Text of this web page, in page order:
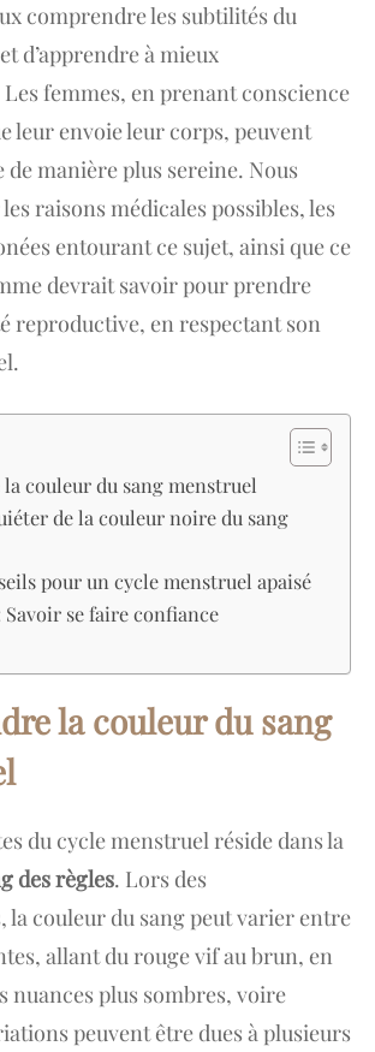
comprendre les subtilités du
d’apprendre à mieux
Les femmes, en prenant conscience
leur envoie leur corps, peuvent
manière plus sereine. Nous
raisons médicales possibles, les
entourant ce sujet, ainsi que ce
devrait savoir pour prendre
reproductive, en respectant son
couleur du sang menstruel
de la couleur noire du sang
pour un cycle menstruel apaisé
se faire confiance
la couleur du sang
du cycle menstruel réside dans la
des règles. Lors des
la couleur du sang peut varier entre
allant du rouge vif au brun, en
nuances plus sombres, voire
peuvent être dues à plusieurs